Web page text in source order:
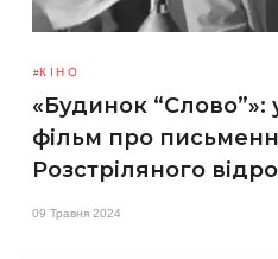
КІНО
«Будинок
фільм про
Розстріляного
09 Травня 2024